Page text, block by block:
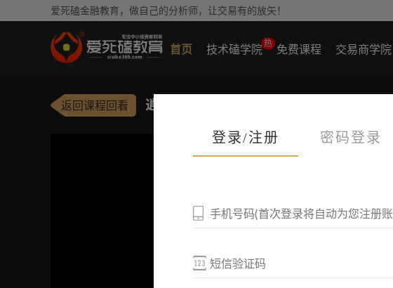
爱死磕金融教育，做自己的分析师，让交易有的放矢！
首页 技术磕学院热 免费课程 交易商学院
登录/注册 密码登录
返回课程回看 逍遥｜马跃新程